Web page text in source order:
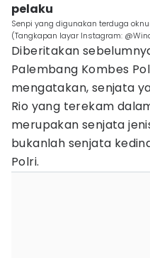
pelaku
Senpi yang digunakan terduga
(Tangkapan layar Instagram:
Diberitakan
Palembang Kombes
mengatakan, senjata
Rio yang terekam
merupakan senjata
bukanlah senjata
Polri.